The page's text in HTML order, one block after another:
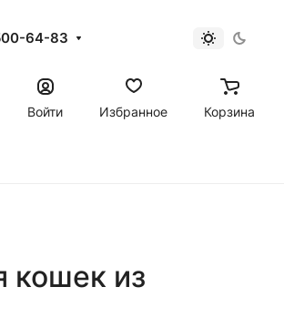
64-83
Войти
Избранное Корзина
кошек из